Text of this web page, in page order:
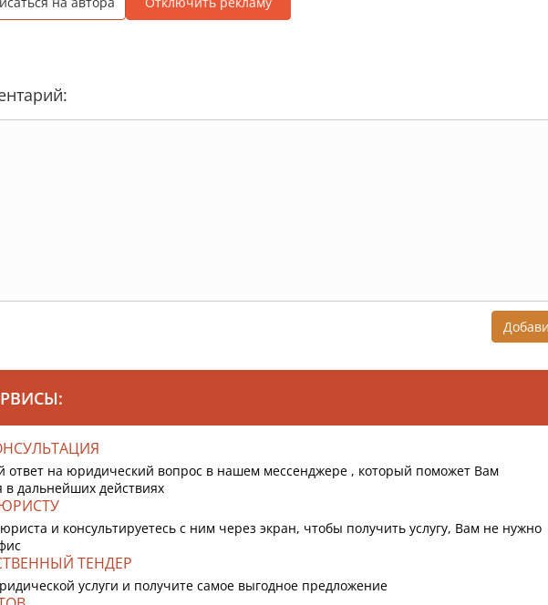
ответ на юридический вопрос в нашем мессенджере , который поможет Вам
в дальнейших действиях
и консультируетесь с ним через экран, чтобы получить услугу, Вам не нужно
ТЕНДЕР
услуги и получите самое выгодное предложение